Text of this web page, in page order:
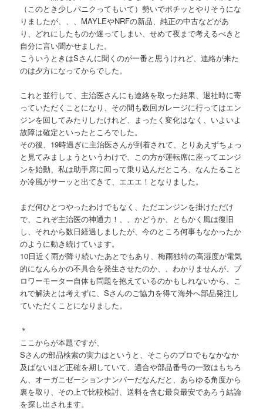
（このとき少しパニクってもいて）勢いでポチッとやりそうにな
りましたが、、、MAYLEやNRFの新品、純正の中古などがあ
り、どれにしたものか迷ってしまい、せめて夜まで考えるべきと
自分に言い聞かせました。
こういうときはSさんに聞くのが一番と思うけれど、連絡が来た
のは夕方になってからでした。
これと並行して、主治医さんにも連絡を取った結果、退社時に寄
っていただくことになり、その間も数回ガレージに行ってはエン
ジンを回してみたりしたけれど、まったく変化はなく、いよいよ
故障は確定といったところでした。
その後、19時過ぎに主治医さんが到着されて、とりあえずちょっ
と見てみましょうというわけで、この方が運転席に座ってエンジ
ンを始動、私は助手席に回って乗り込んだところ、なんたること
か冷風がサーッと出てきて、エエエ！となりました。
まだ何ひとつやったわけでもなく、ただエンジンを掛けただけ
で、これぞ主治医の神通力！、、かどうか、ともかく風は復旧
し、それから数日経過しましたが、今のところ何事もなかったか
のように動き続けています。
10日近く雨が降り続いたあとでもあり、梅雨独特の高湿度が電気
的になんらかの不具合を発生させたのか、、わかりませんが、ブ
ロワーモーター自体も問題を抱えているのかもしれないから、こ
れで解決とは考えずに、Sさんのご協力を得て海外へ部品発注し
ていただくことになりました。
＊
ここからが本題ですが、
Sさんの部品検索の実力はというと、そこらのプロでもなかなか
及ばないほど正確を期していて、適合や部品番号の一致はもちろ
ん、オーガニゼーションナンバーだなんだと、あらゆる角度から
裏を取り、その上で比較検討、送料を含む最良最安であろう結論
を探し出されます。